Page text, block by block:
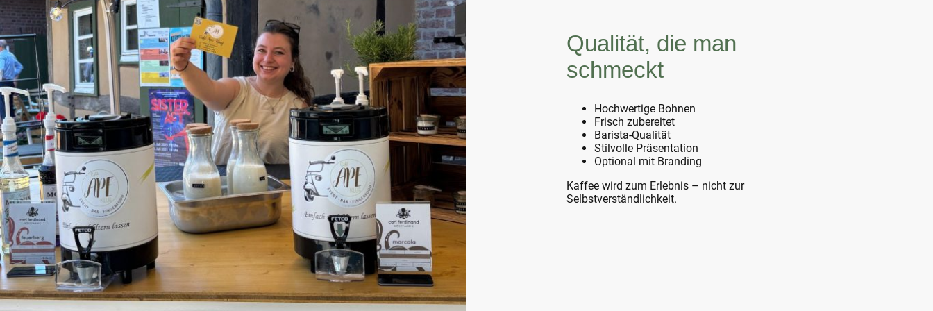
Qualität, die man
schmeckt
Hochwertige Bohnen
Frisch zubereitet
Barista-Qualität
Stilvolle Präsentation
Optional mit Branding
Kaffee wird zum Erlebnis – nicht zur
Selbstverständlichkeit.